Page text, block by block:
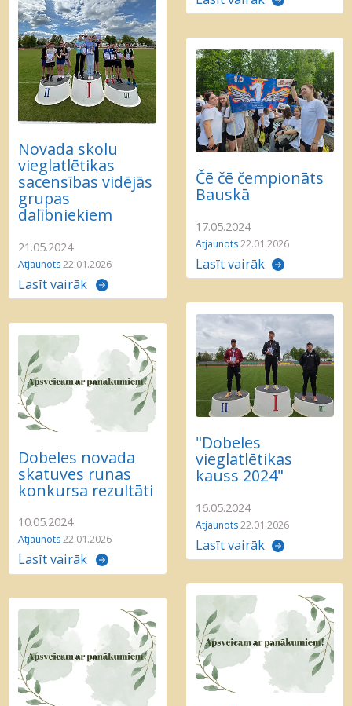
Novada skolu
vieglatlētikas
sacensības vidējās
grupas
dalībniekiem
21.05.2024
Atjaunots22.01.2026
Lasīt vairāk
Čē čē čempionāts
Bauskā
17.05.2024
Atjaunots22.01.2026
Lasīt vairāk
"Dobeles
vieglatlētikas
kauss 2024"
16.05.2024
Atjaunots22.01.2026
Lasīt vairāk
Dobeles novada
skatuves runas
konkursa rezultāti
10.05.2024
Atjaunots22.01.2026
Lasīt vairāk